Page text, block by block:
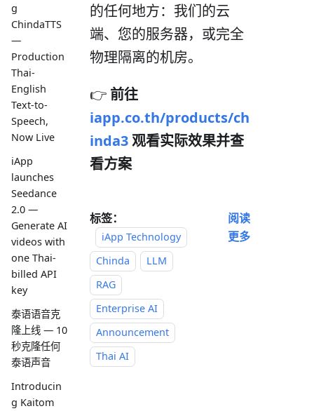
g
ChindaTTS
—
Production
Thai-
English
Text-to-
Speech,
Now Live
iApp
launches
Seedance
2.0 —
Generate AI
videos with
one Thai-
billed API
key
泰语语音克
隆上线 — 10
秒克隆任何
泰语声音
Introducin
g Kaitom
的任何地方：我们的云
端、您的服务器，或完全
物理隔离的机房。
👉 前往
iapp.co.th/products/ch
inda3观看实际效果并查
看方案
标签：
iApp Technology
Chinda
LLM
RAG
Enterprise AI
Announcement
Thai AI
阅读
更多